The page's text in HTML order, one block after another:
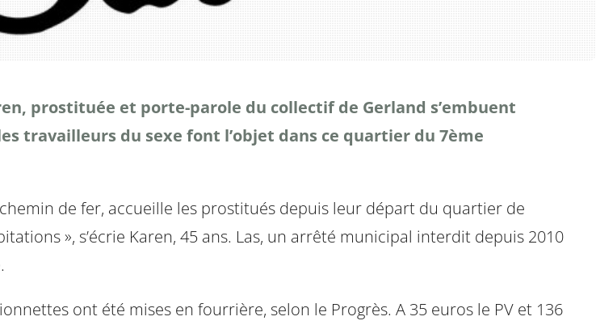
prostituée et porte-parole du collectif de Gerland s’embuent
travailleurs du sexe font l’objet dans ce quartier du 7ème
de fer, accueille les prostitués depuis leur départ du quartier de
», s’écrie Karen, 45 ans. Las, un arrêté municipal interdit depuis 2010
ont été mises en fourrière, selon le Progrès. A 35 euros le PV et 136